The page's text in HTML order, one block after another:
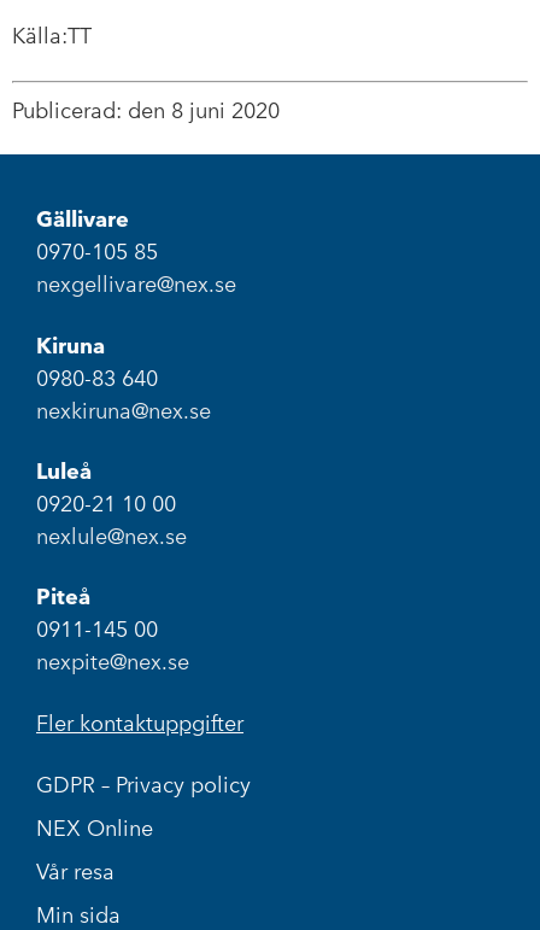
Källa:TT
Publicerad: den 8 juni 2020
Gällivare
0970-105 85
nexgellivare@nex.se
Kiruna
0980-83 640
nexkiruna@nex.se
Luleå
0920-21 10 00
nexlule@nex.se
Piteå
0911-145 00
nexpite@nex.se
Fler kontaktuppgifter
GDPR – Privacy policy
NEX Online
Vår resa
Min sida